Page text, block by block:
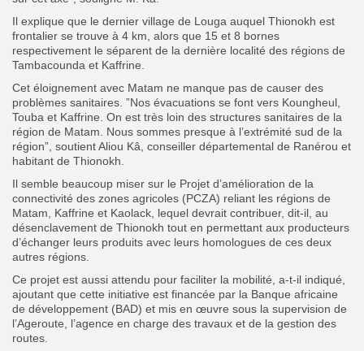
Il explique que le dernier village de Louga auquel Thionokh est
frontalier se trouve à 4 km, alors que 15 et 8 bornes
respectivement le séparent de la dernière localité des régions de
Tambacounda et Kaffrine.
Cet éloignement avec Matam ne manque pas de causer des
problèmes sanitaires. ”Nos évacuations se font vers Koungheul,
Touba et Kaffrine. On est très loin des structures sanitaires de la
région de Matam. Nous sommes presque à l’extrémité sud de la
région”, soutient Aliou Kâ, conseiller départemental de Ranérou et
habitant de Thionokh.
Il semble beaucoup miser sur le Projet d’amélioration de la
connectivité des zones agricoles (PCZA) reliant les régions de
Matam, Kaffrine et Kaolack, lequel devrait contribuer, dit-il, au
désenclavement de Thionokh tout en permettant aux producteurs
d’échanger leurs produits avec leurs homologues de ces deux
autres régions.
Ce projet est aussi attendu pour faciliter la mobilité, a-t-il indiqué,
ajoutant que cette initiative est financée par la Banque africaine
de développement (BAD) et mis en œuvre sous la supervision de
l’Ageroute, l’agence en charge des travaux et de la gestion des
routes.